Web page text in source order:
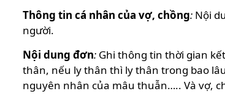
Thông tin cá nhân của vợ, chồng: Nội
người.
Nội dung đơn: Ghi thông tin thời gian
thân, nếu ly thân thì ly thân trong bao
nguyên nhân của mâu thuẫn….. Và vợ,